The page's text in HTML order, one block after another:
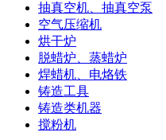
抽真空机、抽真空泵
空气压缩机
烘干炉
脱蜡炉、蒸蜡炉
焊蜡机、电烙铁
铸造工具
铸造类机器
搅粉机